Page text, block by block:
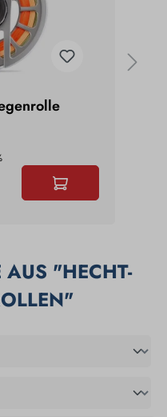
AUS "HECHT-